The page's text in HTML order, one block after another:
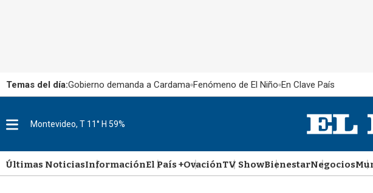
Temas del día:Gobierno demanda a Cardama Fenómeno de El Niño En Clave País
u
Montevideo, T 11° H 59%
Últimas NoticiasInformaciónEl País +OvaciónTV ShowBienestarNegocios